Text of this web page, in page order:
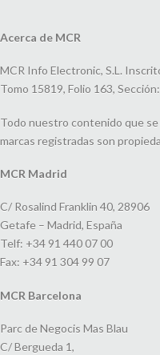
Acerca de MCR
MCR Info Electronic, S.L.
Tomo 15819, Folio 163,
Todo nuestro contenido que
marcas registradas son
MCR Madrid
C/ Rosalind Franklin 40, 28906
Getafe – Madrid, España
Telf: +34 91 440 07 00
Fax: +34 91 304 99 07
MCR Barcelona
Parc de Negocis Mas Blau
C/ Bergueda 1,